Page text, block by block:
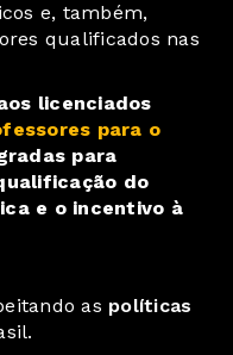
e, também,
qualificados nas
licenciados
para o
para
do
e o incentivo à
as políticas